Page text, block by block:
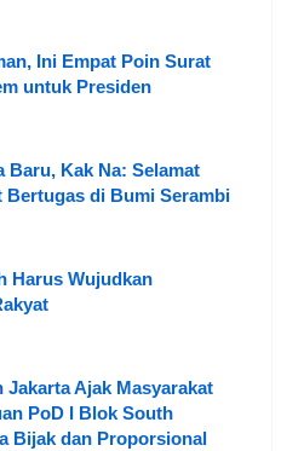
Ini Empat Poin Surat
untuk Presiden
Baru, Kak Na: Selamat
Bertugas di Bumi Serambi
Harus Wujudkan
Jakarta Ajak Masyarakat
PoD I Blok South
Bijak dan Proporsional